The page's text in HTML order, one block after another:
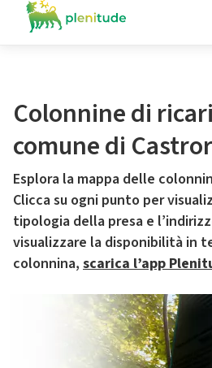
Colonnine di
comune di
Esplora la mappa delle
Clicca su ogni punto per
tipologia della presa e
visualizzare la disponibilità in
colonnina, scarica l’app